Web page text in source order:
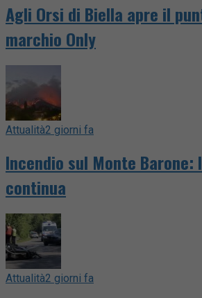
Agli Orsi di Biella apre il
marchio Only
Attualità2 giorni fa
Incendio sul Monte Barone:
continua
Attualità2 giorni fa